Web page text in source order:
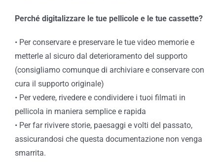
Perché digitalizzare le tue pellicole e le tue cassette?
• Per conservare e preservare le tue video memorie e
metterle al sicuro dal deterioramento del supporto
(consigliamo comunque di archiviare e conservare con
cura il supporto originale)
• Per vedere, rivedere e condividere i tuoi filmati in
pellicola in maniera semplice e rapida
• Per far rivivere storie, paesaggi e volti del passato,
assicurandosi che questa documentazione non venga
smarrita.